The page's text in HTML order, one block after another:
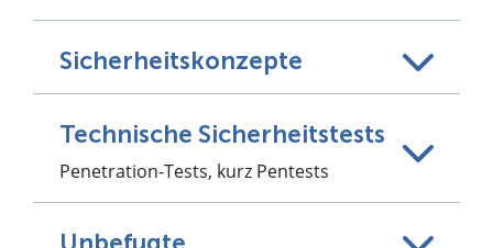
Sicherheitskonzepte
Technische Sicherheitstests
Penetration-Tests, kurz Pentests